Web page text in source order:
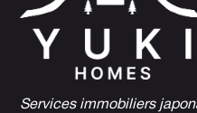
Services immobiliers